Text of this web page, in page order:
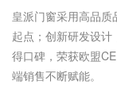
皇派门窗采用高品
起点；创新研发设
得口碑，荣获欧盟
端销售不断赋能。